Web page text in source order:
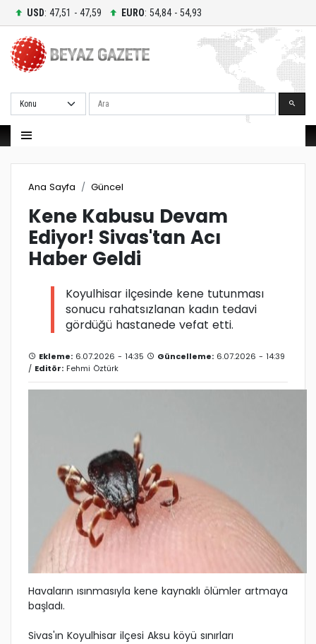
USD: 47,51 - 47,59 EURO: 54,84 - 54,93
Ara
Ana Sayfa Güncel
Kene Kabusu Devam
Ediyor! Sivas'tan Acı
Haber Geldi
Koyulhisar ilçesinde kene tutunması
sonucu rahatsızlanan kadın tedavi
gördüğü hastanede vefat etti.
Ekleme: 6.07.2026 - 14:35 Güncelleme: 6.07.2026 - 14:39
/ Editör: Fehmi Öztürk
Havaların ısınmasıyla kene kaynaklı ölümler artmaya
başladı.
Sivas'ın Koyulhisar ilçesi Aksu köyü sınırları